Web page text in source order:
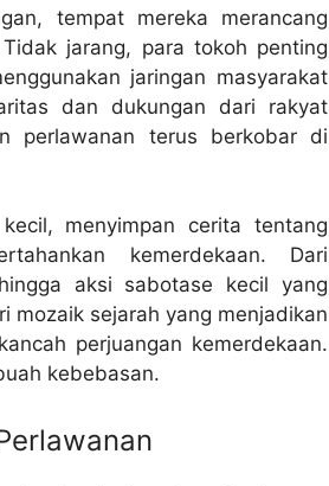
tempat mereka merancang
jarang, para tokoh penting
jaringan masyarakat
dan dukungan dari rakyat
perlawanan terus berkobar di
menyimpan cerita tentang
kemerdekaan. Dari
aksi sabotase kecil yang
mozaik sejarah yang menjadikan
perjuangan kemerdekaan.
kebebasan.